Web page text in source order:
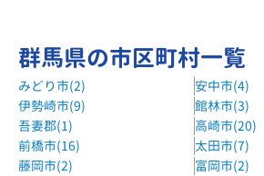
群馬県の市区町村一覧
みどり市(2)
安中市(4)
伊勢崎市(9)
館林市(3)
吾妻郡(1)
高崎市(20)
前橋市(16)
太田市(7)
藤岡市(2)
富岡市(2)